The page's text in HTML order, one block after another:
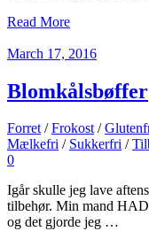
Read More
March 17, 2016
Blomkålsbøffer
Forret/Frokost/
Mælkefri / Sukkerfri /
0
Igår skulle jeg lave
tilbehør. Min mand
og det gjorde jeg …